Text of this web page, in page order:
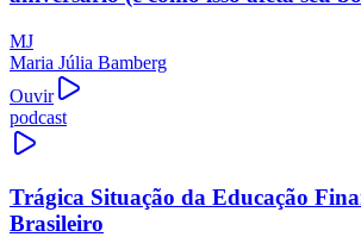
MJ
Maria Júlia Bamberg
Ouvir
podcast
Trágica Situação da Educação
Brasileiro